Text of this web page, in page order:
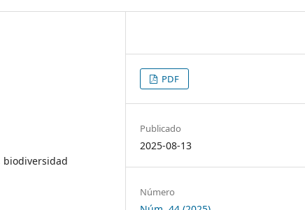
biodiversidad
PDF
Publicado
2025-08-13
Número